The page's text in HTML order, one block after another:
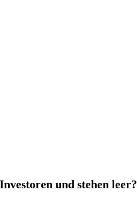
und stehen leer?